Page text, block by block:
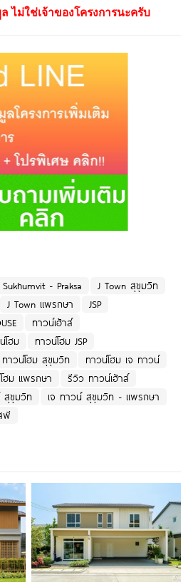
ไม่ใช่เจ้าของโครงการนะครับ
- Praksa
J Town สุขุมวิท
J Town แพรกษา
JSP
ทาวน์เฮ้าส์
โฮม
ทาวน์โฮม JSP
ทาวน์โฮม สุขุมวิท
ทาวน์โฮม เจ ทาวน์
ฮม แพรกษา
รีวิว ทาวน์เฮ้าส์
สุขุมวิท
เจ ทาวน์ สุขุมวิท - แพรกษา
พี